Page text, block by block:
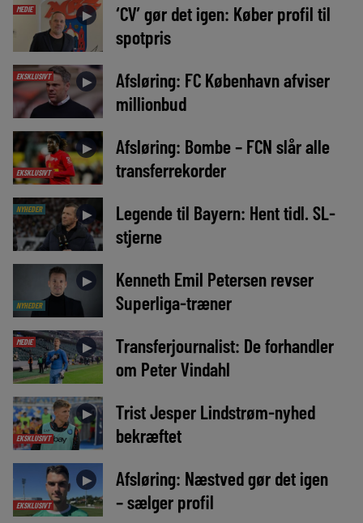
MEDIE ►
‘CV’ gør det igen: Køber profil til
spotpris
EKSKLUSIVT ►
Afsløring: FC København afviser
millionbud
EKSKLUSIVT
►
Afsløring: Bombe – FCN slår alle
transferrekorder
NYHEDER ►
Legende til Bayern: Hent tidl. SL-
stjerne
NYHEDER
►
Kenneth Emil Petersen revser
Superliga-træner
MEDIE ►
Transferjournalist: De forhandler
om Peter Vindahl
EKSKLUSIVT
►
Trist Jesper Lindstrøm-nyhed
bekræftet
EKSKLUSIVT
►
Afsløring: Næstved gør det igen
– sælger profil